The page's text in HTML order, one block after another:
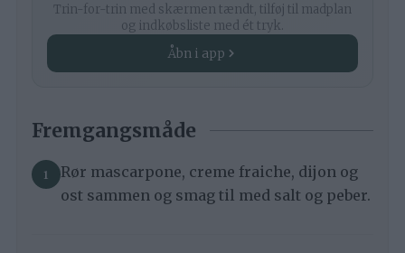
Trin-for-trin med skærmen tændt, tilføj til madplan
og indkøbsliste med ét tryk.
Åbn i app
Fremgangsmåde
Rør mascarpone, creme fraiche, dijon og
ost sammen og smag til med salt og peber.